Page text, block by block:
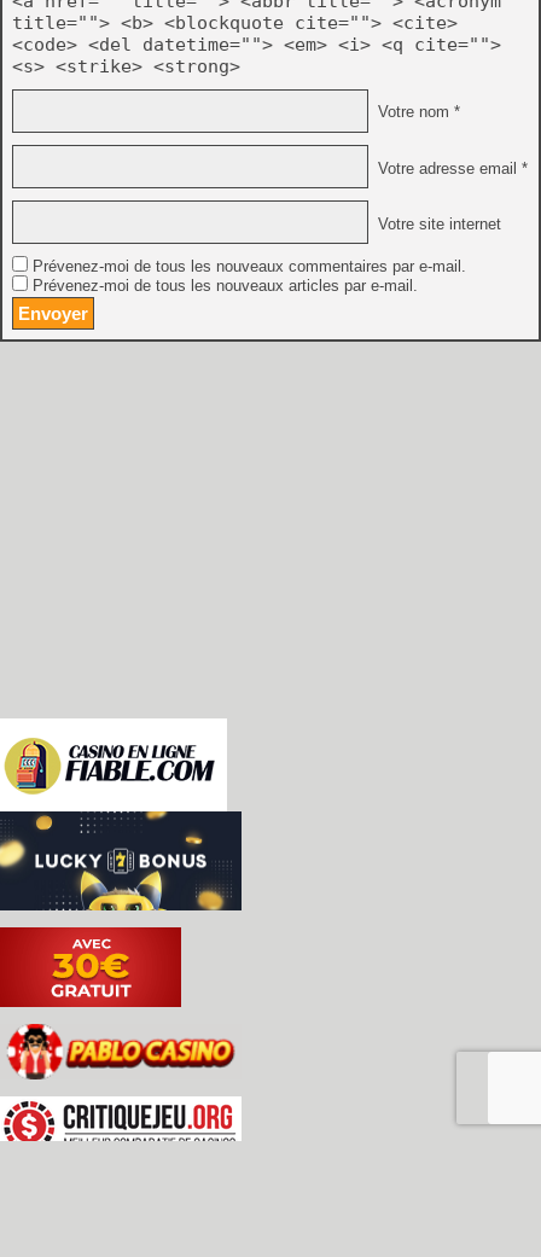
title=""> <b> <blockquote cite=""> <cite>
<code> <del datetime=""> <em> <i> <q cite="">
<s> <strike> <strong>
Votre nom *
Votre adresse email *
Votre site internet
Prévenez-moi de tous les nouveaux commentaires par e-mail.
Prévenez-moi de tous les nouveaux articles par e-mail.